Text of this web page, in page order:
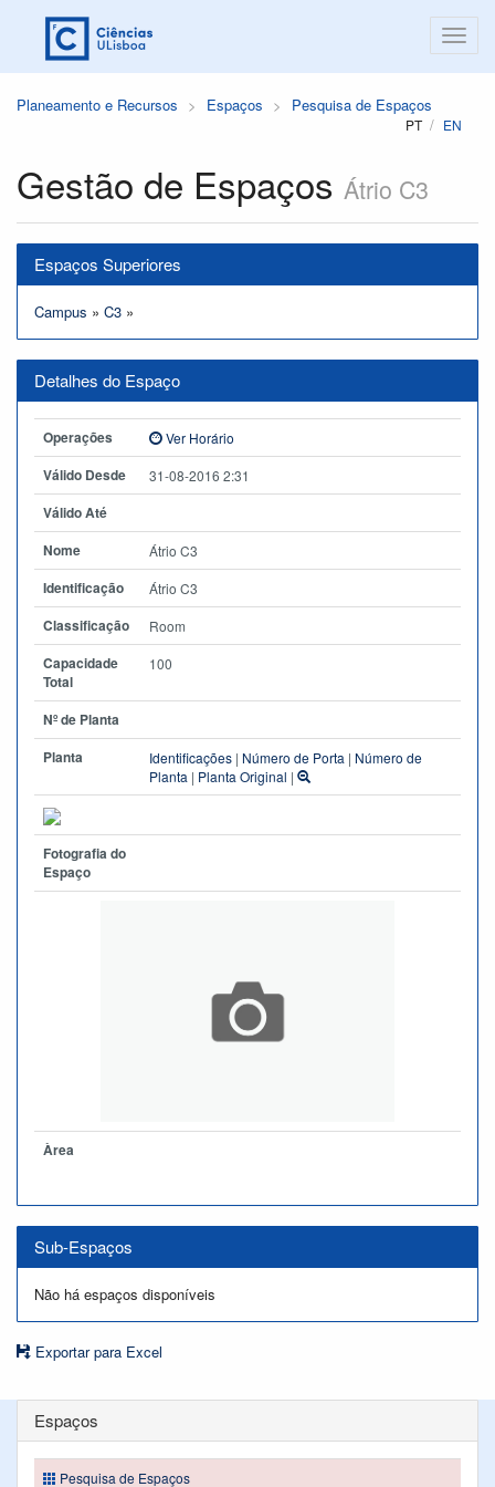
Planeamento e Recursos Espaços Pesquisa de Espaços
PT EN
Gestão de Espaços Átrio C3
Espaços Superiores
Campus » C3 »
Detalhes do Espaço
Operações Ver Horário
Válido Desde 31-08-2016 2:31
Válido Até
Nome
Átrio C3
Identificação Átrio C3
Classificação Room
Capacidade
Total
100
Nº de Planta
Planta
Identificações | Número de Porta | Número de
Planta | Planta Original |
Fotografia do
Espaço
Àrea
Sub-Espaços
Não há espaços disponíveis
Exportar para Excel
Espaços
Pesquisa de Espaços